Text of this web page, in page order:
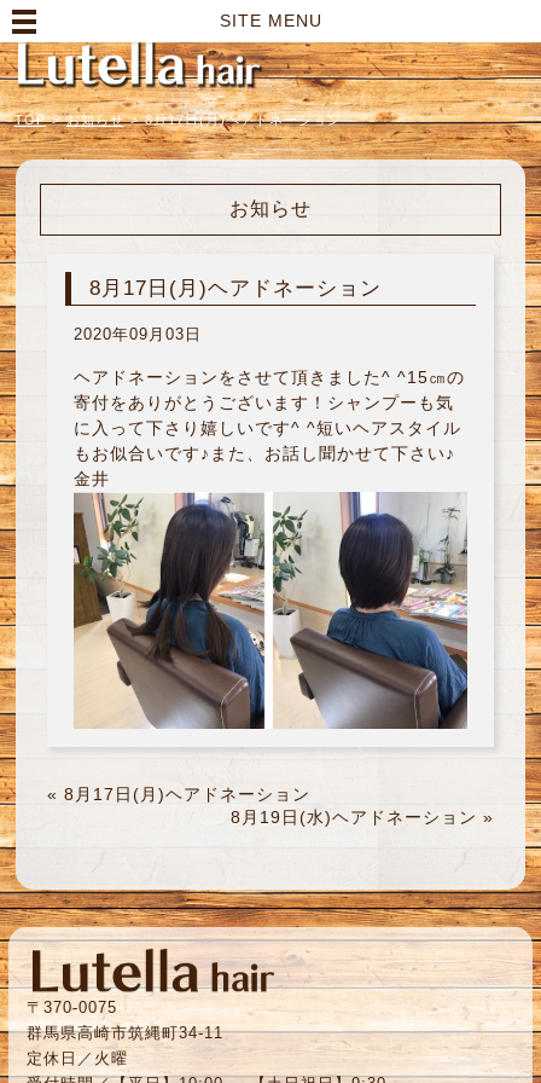
SITE MENU
TOP > お知らせ > 8月17日(月)ヘアドネーション
お知らせ
8月17日(月)ヘアドネーション
2020年09月03日
ヘアドネーションをさせて頂きました^ ^15㎝の
寄付をありがとうございます！シャンプーも気
に入って下さり嬉しいです^ ^短いヘアスタイル
もお似合いです♪また、お話し聞かせて下さい♪
金井
« 8月17日(月)ヘアドネーション
8月19日(水)ヘアドネーション »
〒370-0075
群馬県高崎市筑縄町34-11
定休日／火曜